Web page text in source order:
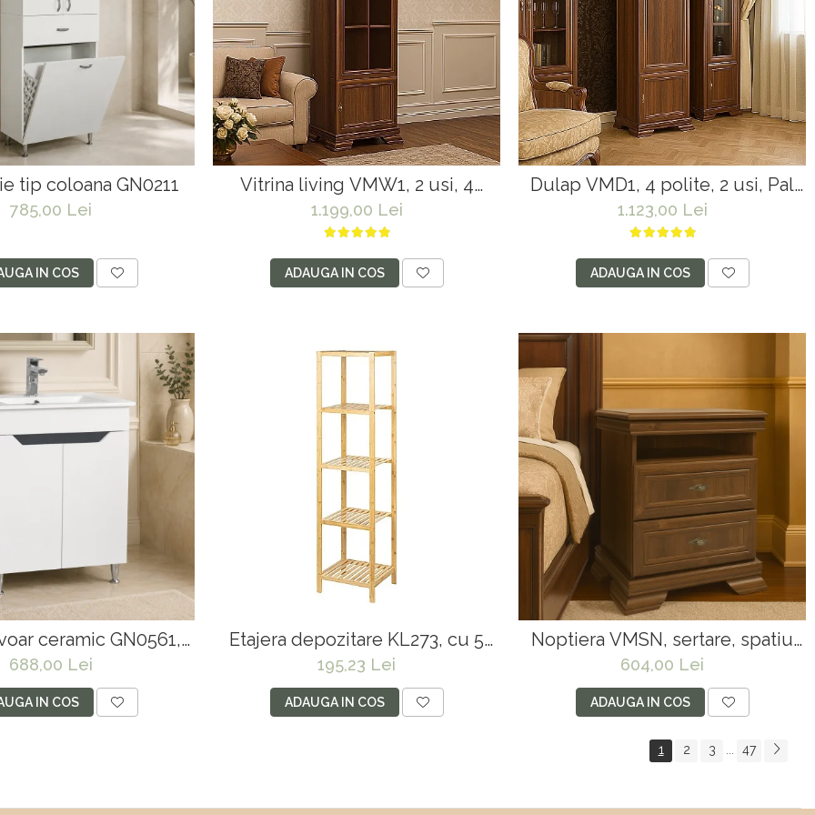
tip coloana GN0211
785,00 Lei
IN COS
Vitrina living VMW1, 2 usi, 4
polite, Pal melaminat, cu insertii
MDF, Nuc
1.199,00 Lei
ADAUGA IN COS
Dulap VMD1, 4 polite, 2 usi, Pal
Melaminat, cu elemente din MDF,
Nuc
1.123,00 Lei
ADAUGA IN COS
ceramic GN0561,
stativ 50 cm, front
alb/antracit
688,00 Lei
IN COS
Etajera depozitare KL273, cu 5
rafturi, lemn, multifunctional,
195,23 Lei
ADAUGA IN COS
Noptiera VMSN, sertare, spatiu
depozitare, Pal Melaminat, insertii
604,00 Lei
ADAUGA IN COS
1 2 3 ... 47